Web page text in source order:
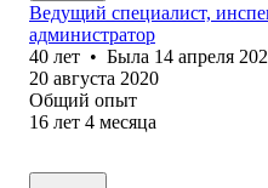
Ведущий специалист,
администратор
40 лет • Была 14 апреля
20 августа 2020
Общий опыт
16 лет 4 месяца